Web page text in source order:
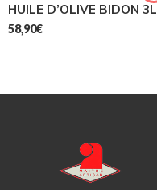
HUILE D’OLIVE BIDON 3L
58,90€